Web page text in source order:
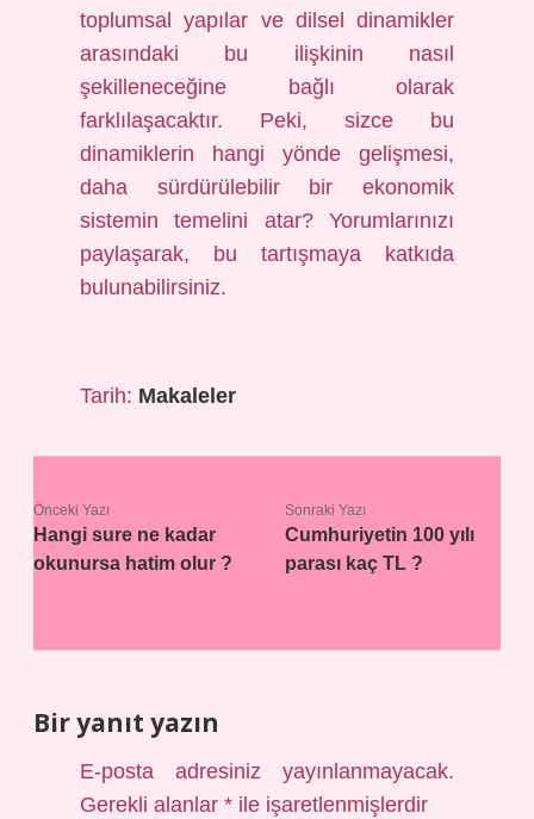
toplumsal yapılar ve dilsel dinamikler
arasındaki bu ilişkinin nasıl
şekilleneceğine bağlı olarak
farklılaşacaktır. Peki, sizce bu
dinamiklerin hangi yönde gelişmesi,
daha sürdürülebilir bir ekonomik
sistemin temelini atar? Yorumlarınızı
paylaşarak, bu tartışmaya katkıda
bulunabilirsiniz.
Tarih: Makaleler
Önceki Yazı
Hangi sure ne kadar
okunursa hatim olur ?
Sonraki Yazı
Cumhuriyetin 100 yılı
parası kaç TL ?
Bir yanıt yazın
E-posta adresiniz yayınlanmayacak.
Gerekli alanlar* ile işaretlenmişlerdir